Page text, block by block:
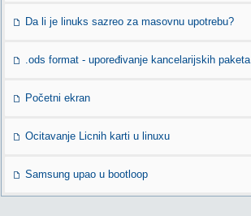
Da li je linuks sazreo za masovnu upotrebu?
.ods format - upoređivanje kancelarijskih paketa
Početni ekran
Ocitavanje Licnih karti u linuxu
Samsung upao u bootloop